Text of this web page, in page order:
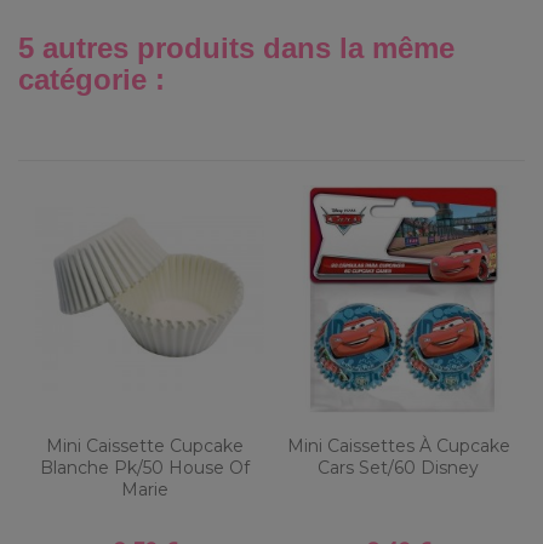
5 autres produits dans la même
catégorie :
Mini Caissette Cupcake
Blanche Pk/50 House Of
Marie
Mini Caissettes À Cupcake
Cars Set/60 Disney